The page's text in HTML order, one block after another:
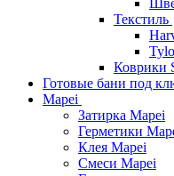
Текстиль
Tylo
Коврики
Готовые бани под
Mapei
Затирка Mapei
Герметики
Клея Mapei
Смеси Mapei